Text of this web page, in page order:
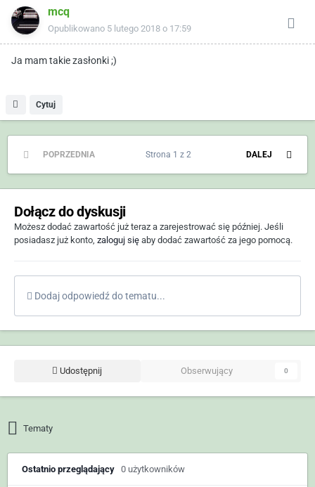
mcq
Opublikowano 5 lutego 2018 o 17:59
Ja mam takie zasłonki ;)
Cytuj
POPRZEDNIA DALEJ
Strona 1 z 2
Dołącz do dyskusji
Możesz dodać zawartość już teraz a zarejestrować się później. Jeśli
posiadasz już konto, zaloguj się aby dodać zawartość za jego pomocą.
Dodaj odpowiedź do tematu...
Udostępnij Obserwujący 0
Tematy
Ostatnio przeglądający 0 użytkowników